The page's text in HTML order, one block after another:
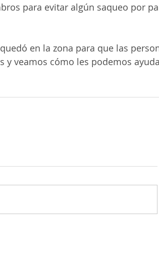
para evitar algún saqueo por
en la zona para que las
veamos cómo les podemos